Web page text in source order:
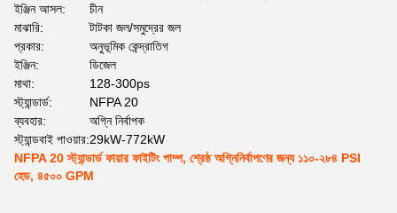
ইঞ্জিন আসল:
চীন
মাঝারি:
টাটকা জল/সমুদ্রের জল
প্রকার:
অনুভূমিক কেন্দ্রাতিগ
ইঞ্জিন:
ডিজেল
মাথা:
128-300ps
স্ট্যান্ডার্ড:
NFPA 20
ব্যবহার:
অগ্নি নির্বাপক
স্ট্যান্ডবাই পাওয়ার:29kW-772kW
NFPA 20 স্ট্যান্ডার্ড ফায়ার ফাইটিং পাম্প, শ্রেষ্ঠ অগ্নিনির্বাপণের জন্য ১১০-২৮৪ PSI
হেড, ৪৫০০ GPM